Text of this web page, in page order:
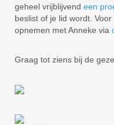
geheel vrijblijvend een
beslist of je lid wordt.
opnemen met Anneke via
Graag tot ziens bij de